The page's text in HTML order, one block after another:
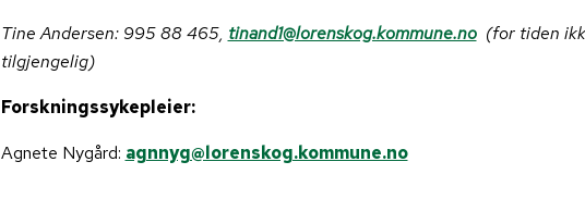
Tine Andersen: 995 88 465, tinand1@lorenskog.kommune.no(for tiden
tilgjengelig)
Forskningssykepleier:
Agnete Nygård: agnnyg@lorenskog.kommune.no